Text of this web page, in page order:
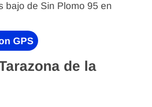
bajo de Sin Plomo 95 en
GPS
de la